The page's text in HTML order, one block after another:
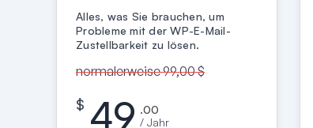
Alles, was Sie brauchen, um
Probleme mit der WP-E-Mail-
Zustellbarkeit zu lösen.
normalerweise 99,00 $
$ 49 .00
/ Jahr